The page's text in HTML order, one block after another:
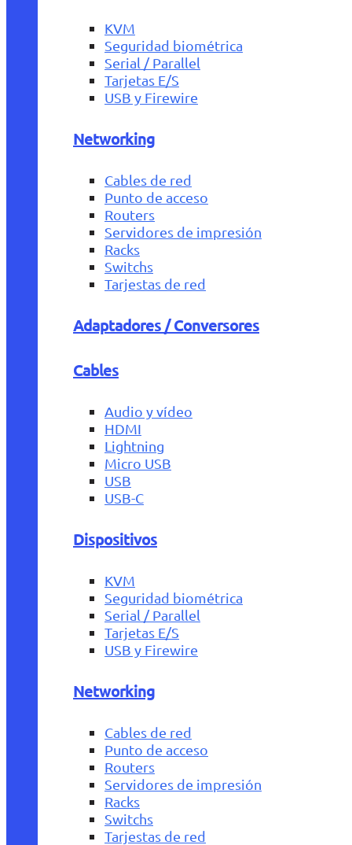
KVM
Seguridad biométrica
Serial / Parallel
Tarjetas E/S
USB y Firewire
Networking
Cables de red
Punto de acceso
Routers
Servidores de impresión
Racks
Switchs
Tarjestas de red
Adaptadores / Conversores
Cables
Audio y vídeo
HDMI
Lightning
Micro USB
USB
USB-C
Dispositivos
KVM
Seguridad biométrica
Serial / Parallel
Tarjetas E/S
USB y Firewire
Networking
Cables de red
Punto de acceso
Routers
Servidores de impresión
Racks
Switchs
Tarjestas de red